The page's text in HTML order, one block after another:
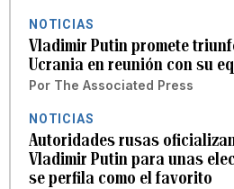
NOTICIAS
Vladimir Putin promete
Ucrania en reunión con su
Por The Associated Press
NOTICIAS
Autoridades rusas
Vladimir Putin para unas
se perfila como el favorito